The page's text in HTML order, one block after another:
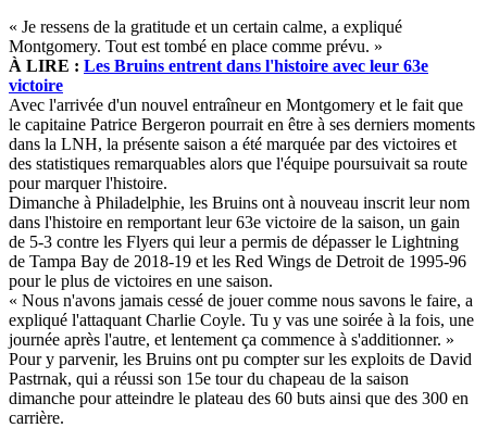
« Je ressens de la gratitude et un certain calme, a expliqué
Montgomery. Tout est tombé en place comme prévu. »
À LIRE : Les Bruins entrent dans l'histoire avec leur 63e
victoire
Avec l'arrivée d'un nouvel entraîneur en Montgomery et le fait que
le capitaine Patrice Bergeron pourrait en être à ses derniers moments
dans la LNH, la présente saison a été marquée par des victoires et
des statistiques remarquables alors que l'équipe poursuivait sa route
pour marquer l'histoire.
Dimanche à Philadelphie, les Bruins ont à nouveau inscrit leur nom
dans l'histoire en remportant leur 63e victoire de la saison, un gain
de 5-3 contre les Flyers qui leur a permis de dépasser le Lightning
de Tampa Bay de 2018-19 et les Red Wings de Detroit de 1995-96
pour le plus de victoires en une saison.
« Nous n'avons jamais cessé de jouer comme nous savons le faire, a
expliqué l'attaquant Charlie Coyle. Tu y vas une soirée à la fois, une
journée après l'autre, et lentement ça commence à s'additionner. »
Pour y parvenir, les Bruins ont pu compter sur les exploits de David
Pastrnak, qui a réussi son 15e tour du chapeau de la saison
dimanche pour atteindre le plateau des 60 buts ainsi que des 300 en
carrière.